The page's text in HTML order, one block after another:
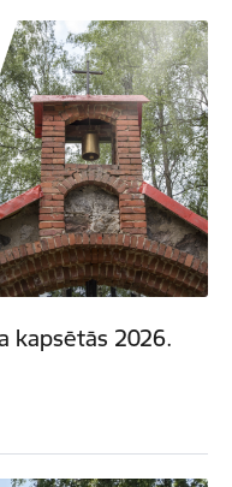
kapsētās 2026.